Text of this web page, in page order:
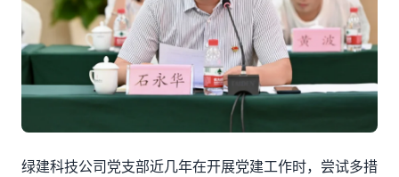
绿建科技公司党支部近几年在开展党建工作时，尝试多措